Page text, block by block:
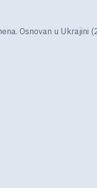
Osnovan u